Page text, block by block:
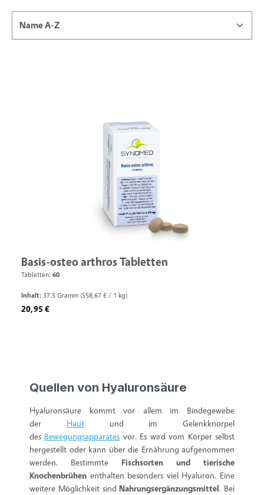
Basis-osteo arthros Tabletten
Tabletten: 60
Inhalt: 37.5 Gramm (558,67 € / 1 kg)
Regulärer Preis:
20,95 €
Quellen von Hyaluronsäure
Hyaluronsäure kommt vor allem im Bindegewebe
der Hautund im Gelenkknorpel
des Bewegungsapparates vor. Es wird vom Körper selbst
hergestellt oder kann über die Ernährung aufgenommen
werden. Bestimmte Fischsorten und tierische
Knochenbrühen enthalten besonders viel Hyaluron. Eine
weitere Möglichkeit sindNahrungsergänzungsmittel. Bei